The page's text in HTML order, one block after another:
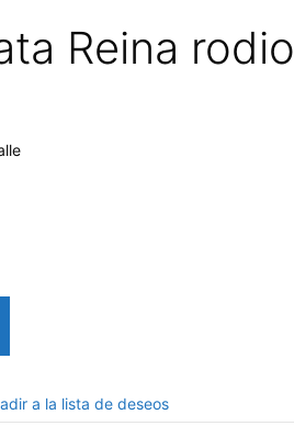
Reina rodio
a la lista de deseos